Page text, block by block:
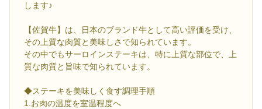
します♪
【佐賀牛】は、日本のブランド牛として高い評価を受け、
その上質な肉質と美味しさで知られています。
その中でもサーロインステーキは、特に上質な部位で、上
質な肉質と旨味で知られています。
◆ステーキを美味しく食す調理手順
1.お肉の温度を室温程度へ